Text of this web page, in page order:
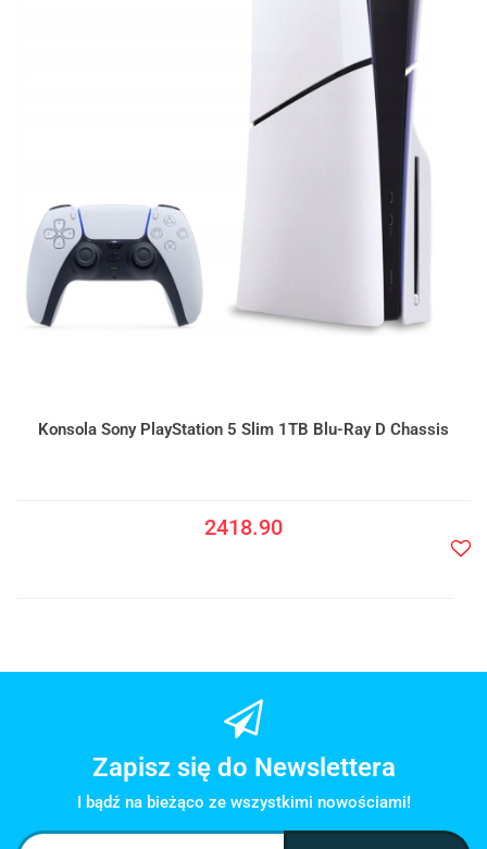
Konsola Sony PlayStation 5 Slim 1TB Blu-Ray D Chassis
2418.90
Zapisz się do Newslettera
I bądź na bieżąco ze wszystkimi nowościami!